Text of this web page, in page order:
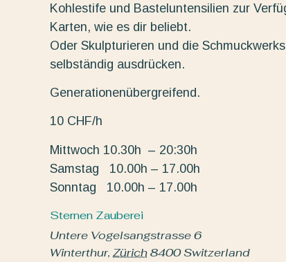
Kohlestife und Basteluntensilien zur
Karten, wie es dir beliebt.
Oder Skulpturieren und die
selbständig ausdrücken.
Generationenübergreifend.
10 CHF/h
Mittwoch 10.30h – 20:30h
Samstag 10.00h – 17.00h
Sonntag 10.00h – 17.00h
Sternen Zauberei
Untere Vogelsangstrasse 6
Winterthur, Zürich8400 Switzerland